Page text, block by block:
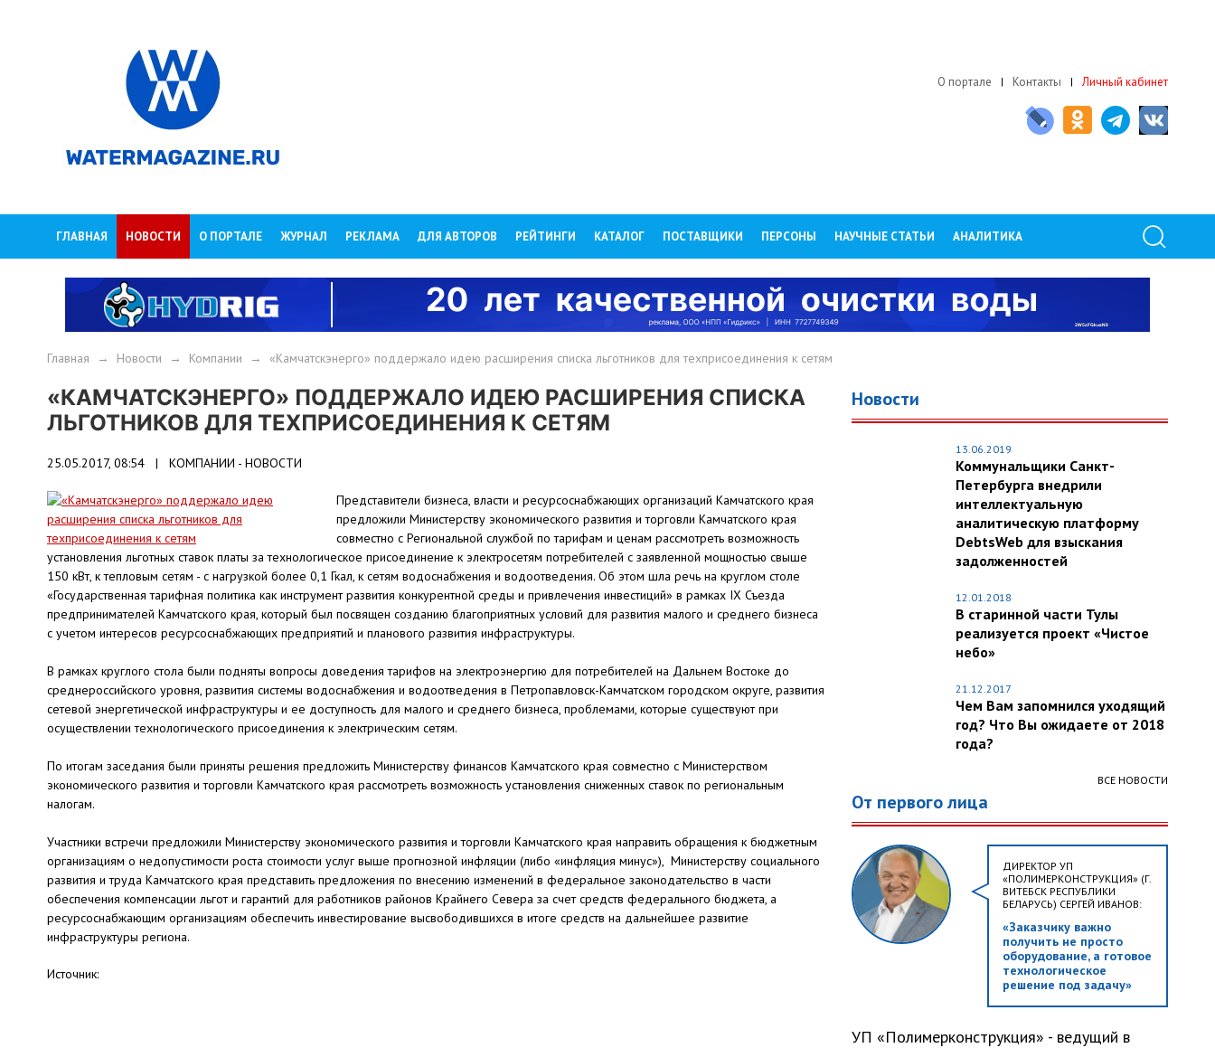
О портале Контакты Личный кабинет
ГЛАВНАЯ НОВОСТИ О ПОРТАЛЕ ЖУРНАЛ РЕКЛАМА ДЛЯ АВТОРОВ РЕЙТИНГИ КАТАЛОГ ПОСТАВЩИКИ ПЕРСОНЫ НАУЧНЫЕ СТАТЬИ АНАЛИТИКА
Главная → Новости → Компании → «Камчатскэнерго» поддержало идею расширения списка льготников для техприсоединения к сетям
«КАМЧАТСКЭНЕРГО» ПОДДЕРЖАЛО ИДЕЮ РАСШИРЕНИЯ СПИСКА
ЛЬГОТНИКОВ ДЛЯ ТЕХПРИСОЕДИНЕНИЯ К СЕТЯМ
25.05.2017, 08:54 | КОМПАНИИ - НОВОСТИ
Представители бизнеса, власти и ресурсоснабжающих организаций Камчатского края
предложили Министерству экономического развития и торговли Камчатского края
совместно с Региональной службой по тарифам и ценам рассмотреть возможность
установления льготных ставок платы за технологическое присоединение к электросетям потребителей с заявленной мощностью свыше
150 кВт, к тепловым сетям - с нагрузкой более 0,1 Гкал, к сетям водоснабжения и водоотведения. Об этом шла речь на круглом столе
«Государственная тарифная политика как инструмент развития конкурентной среды и привлечения инвестиций» в рамках IX Съезда
предпринимателей Камчатского края, который был посвящен созданию благоприятных условий для развития малого и среднего бизнеса
с учетом интересов ресурсоснабжающих предприятий и планового развития инфраструктуры.
В рамках круглого стола были подняты вопросы доведения тарифов на электроэнергию для потребителей на Дальнем Востоке до
среднероссийского уровня, развития системы водоснабжения и водоотведения в Петропавловск-Камчатском городском округе, развития
сетевой энергетической инфраструктуры и ее доступность для малого и среднего бизнеса, проблемами, которые существуют при
осуществлении технологического присоединения к электрическим сетям.
По итогам заседания были приняты решения предложить Министерству финансов Камчатского края совместно с Министерством
экономического развития и торговли Камчатского края рассмотреть возможность установления сниженных ставок по региональным
налогам.
Участники встречи предложили Министерству экономического развития и торговли Камчатского края направить обращения к бюджетным
организациям о недопустимости роста стоимости услуг выше прогнозной инфляции (либо «инфляция минус»), Министерству социального
развития и труда Камчатского края представить предложения по внесению изменений в федеральное законодательство в части
обеспечения компенсации льгот и гарантий для работников районов Крайнего Севера за счет средств федерального бюджета, а
ресурсоснабжающим организациям обеспечить инвестирование высвободившихся в итоге средств на дальнейшее развитие
инфраструктуры региона.
Источник:
Новости
13.06.2019
Коммунальщики Санкт-
Петербурга внедрили
интеллектуальную
аналитическую платформу
DebtsWeb для взыскания
задолженностей
12.01.2018
В старинной части Тулы
реализуется проект «Чистое
небо»
21.12.2017
Чем Вам запомнился уходящий
год? Что Вы ожидаете от 2018
года?
ВСЕ НОВОСТИ
От первого лица
ДИРЕКТОР УП
«ПОЛИМЕРКОНСТРУКЦИЯ» (Г.
ВИТЕБСК РЕСПУБЛИКИ
БЕЛАРУСЬ) СЕРГЕЙ ИВАНОВ:
«Заказчику важно
получить не просто
оборудование, а готовое
технологическое
решение под задачу»
УП «Полимерконструкция» - ведущий в